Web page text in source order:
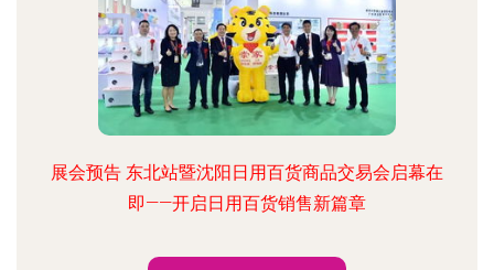
展会预告 东北站暨沈阳日用百货商品交易会启幕在
即——开启日用百货销售新篇章